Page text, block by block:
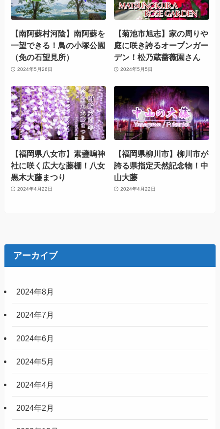
【南阿蘇村河陰】南阿蘇を
一望できる！鳥の小塚公園
（免の石望見所）
2024年5月26日
【菊池市旭志】家の周りや
庭に咲き誇るオープンガー
デン！松乃蔵薔薇園さん
2024年5月5日
【福岡県八女市】素盞嗚神
社に咲く広大な藤棚！八女
黒木大藤まつり
2024年4月22日
【福岡県柳川市】柳川市が
誇る県指定天然記念物！中
山大藤
2024年4月22日
アーカイブ
2024年8月
2024年7月
2024年6月
2024年5月
2024年4月
2024年2月